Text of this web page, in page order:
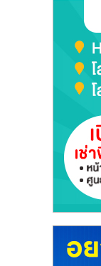
ขยาย
ไชส์,